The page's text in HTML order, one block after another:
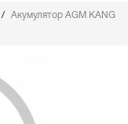
Акумулятор AGM KANG